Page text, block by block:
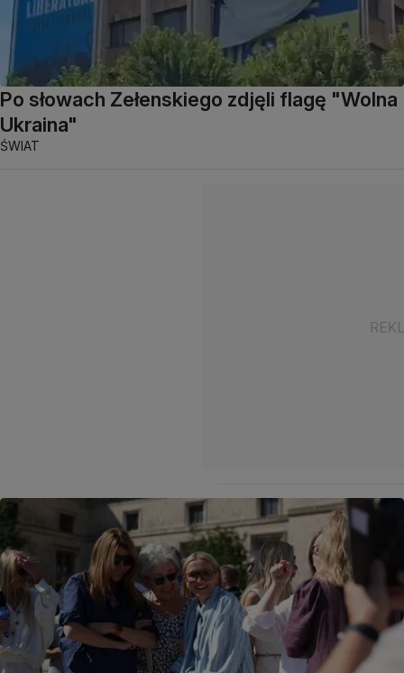
Po słowach Zełenskiego zdjęli flagę "Wolna
Ukraina"
ŚWIAT